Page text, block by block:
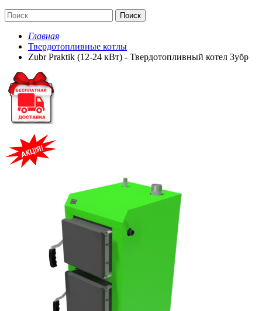
Поиск
Главная
Твердотопливные котлы
Zubr Praktik (12-24 кВт) - Твердотопливный котел Зубр